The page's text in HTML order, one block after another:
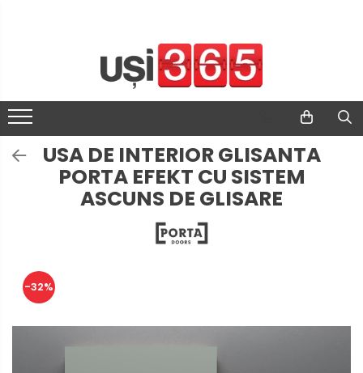
USA DE INTERIOR GLISANTA
PORTA EFEKT CU SISTEM
ASCUNS DE GLISARE
-32%